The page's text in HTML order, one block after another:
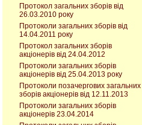
Протокол загальних зборів від
26.03.2010 року
Протоколи загальних зборів від
14.04.2011 року
Протокол загальних зборів
акціонерів від 24.04.2012
Протоколи загальних зборів
акціонерів від 25.04.2013 року
Протоколи позачергових загальних
зборів акціонерів від 12.11.2013
Протоколи загальних зборів
акціонерів 23.04.2014